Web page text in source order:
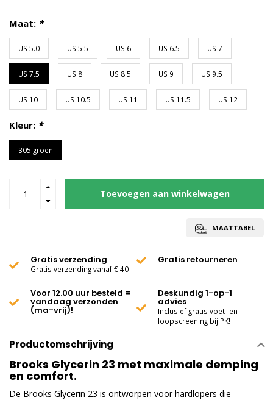
Maat: *
US 5.0 US 5.5 US 6 US 6.5 US 7
US 7.5 US 8 US 8.5 US 9 US 9.5
US 10 US 10.5 US 11 US 11.5 US 12
Kleur: *
305 groen
Toevoegen aan winkelwagen
MAATTABEL
Gratis verzending
Gratis verzending vanaf € 40
Gratis retourneren
Voor 12.00 uur besteld =
vandaag verzonden
(ma-vrij)!
Deskundig 1-op-1
advies
Inclusief gratis voet- en
loopscreening bij PK!
Productomschrijving
Brooks Glycerin 23 met maximale demping
en comfort.
De Brooks Glycerin 23 is ontworpen voor hardlopers die